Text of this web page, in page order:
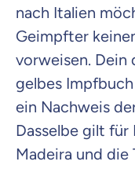
nach Italien
Geimpfter
vorweisen. Dein
gelbes
ein Nachweis
Dasselbe gilt
Madeira und die